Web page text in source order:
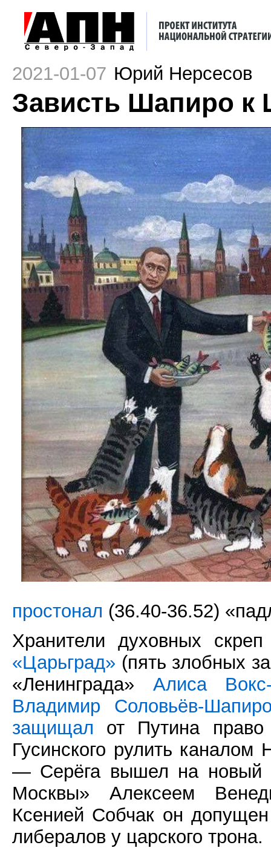
2021-01-07 Юрий Нерсесов
Зависть Шапиро к
простонал (36.40-36.52)
Хранители духовных
«Царьград» (пять злобных
«Ленинграда» Алиса Вокс-
Владимир Соловьёв-
защищал от Путина право
Гусинского рулить
— Серёга вышел на новый
Москвы» Алексеем
Ксенией Собчак он
либералов у царского трона.